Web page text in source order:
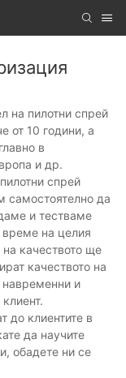
на пилотни спрей
от 10 години, а
в
и др.
спрей
самостоятелно да
и тестваме
на целия
качеството ще
качеството на
навременни и
до клиентите в
да научите
обадете ни се